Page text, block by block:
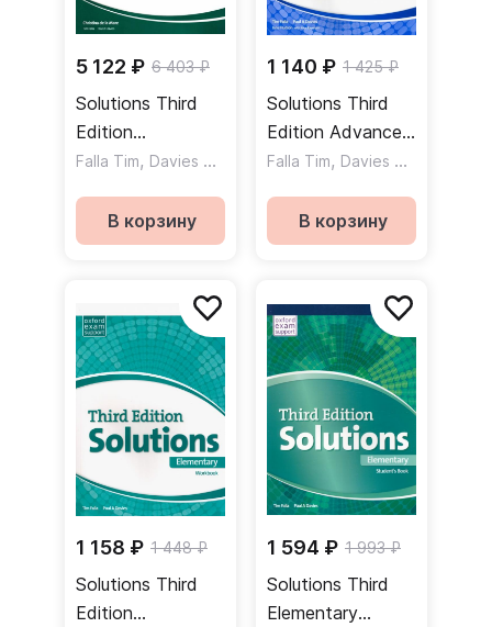
5 122 ₽ 6 403 ₽
Solutions Third
Edition
Elementary
and Resource
Disc Pack
Falla Tim, Davies Paul A de la Mare Christina
В корзину
1 140 ₽ 1 425 ₽
Solutions Third
Edition Advanced
Workbook
Falla Tim, Davies Paul A
В корзину
1 158 ₽ 1 448 ₽
Solutions Third
Edition
1 594 ₽ 1 993 ₽
Solutions Third
Elementary